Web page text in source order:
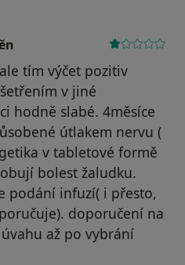
tím výčet pozitiv
v jiné
hodně slabé. 4měsíce
útlakem nervu (
v tabletové formě
bolest žaludku.
podání infuzí( i přesto,
doporučení na
až po vybrání